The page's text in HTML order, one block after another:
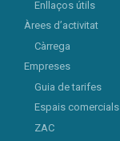
Enllaços útils
Àrees d’activitat
Càrrega
Empreses
Guia de tarifes
Espais comercials
ZAC